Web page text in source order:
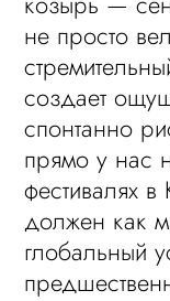
не просто
создает
спонтанно
прямо у нас
фестивалях
должен как
глобальный